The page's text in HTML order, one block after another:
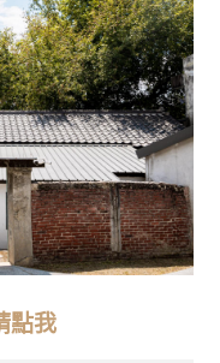
點我